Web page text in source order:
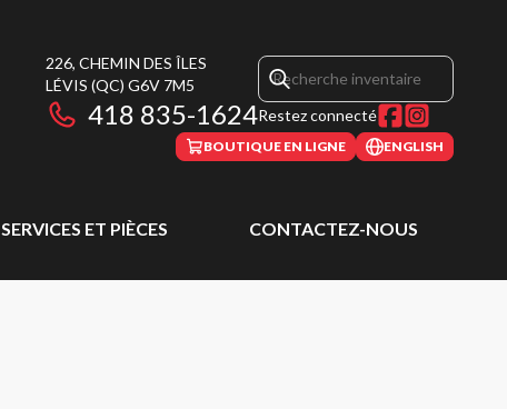
226, CHEMIN DES ÎLES
LÉVIS (QC) G6V 7M5
418 835-1624Restez connecté
BOUTIQUE EN LIGNE ENGLISH
SERVICES ET PIÈCES CONTACTEZ-NOUS